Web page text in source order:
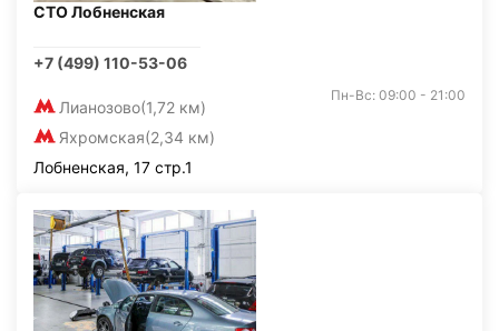
СТО Лобненская
+7 (499) 110-53-06
Лианозово(1,72 км)
Яхромская(2,34 км)
Пн-Вс: 09:00 - 21:00
Лобненская, 17 стр.1